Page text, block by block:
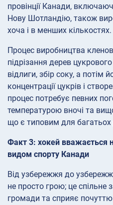
провінції Канади,
Нову Шотландію, також
хоча і в менших кількостях.
Процес виробництва
підрізання дерев
відлиги, збір соку, а потім
концентрації цукрів і
процес потребує певних
температурою вночі та
що є типовим для багатьох
Факт 3: хокей вважається
видом спорту Канади
Від узбережжя до
не просто грою; це спільне
громади та сприяє почуттю